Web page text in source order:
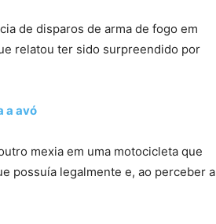
de disparos de arma de fogo em
relatou ter sido surpreendido por
a avó
mexia em uma motocicleta que
possuía legalmente e, ao perceber a